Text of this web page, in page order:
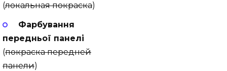
(локальная покраска)
Фарбування
передньої панелі
(покраска передней
панели)